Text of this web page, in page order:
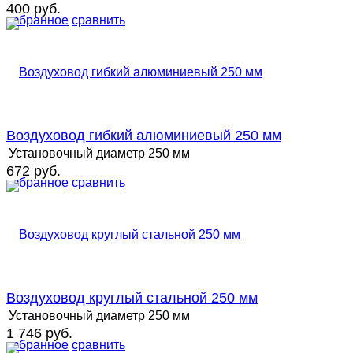
избранное сравнить
400 руб.
избранное сравнить
Воздуховод гибкий алюминиевый 250 мм
Установочный диаметр 250 мм
672 руб.
избранное сравнить
Воздуховод круглый стальной 250 мм
Установочный диаметр 250 мм
1 746 руб.